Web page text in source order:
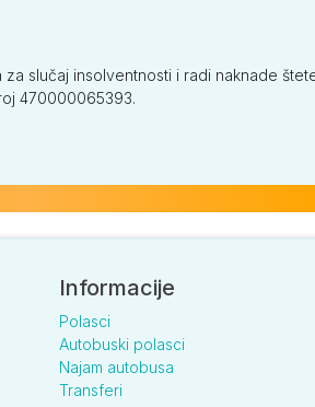
slučaj insolventnosti i radi naknade
470000065393.
Informacije
Polasci
Autobuski polasci
Najam autobusa
Transferi